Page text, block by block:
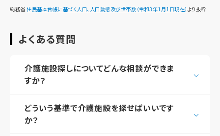
総務省住民基本台帳に基づく人口、人口動態及び世帯数（令和3年1月1日現在） より抜粋
よくある質問
介護施設探しについてどんな相談ができま
すか？
どういう基準で介護施設を探せばいいです
か？